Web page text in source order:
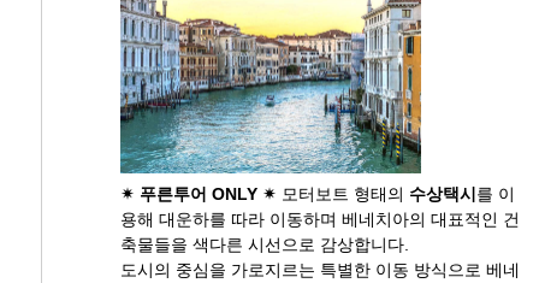
✴ 푸른투어 ONLY ✴ 모터보트 형태의 수상택시 를 이
용해 대운하를 따라 이동하며 베네치아의 대표적인 건
축물들을 색다른 시선으로 감상합니다.
도시의 중심을 가로지르는 특별한 이동 방식으로 베네